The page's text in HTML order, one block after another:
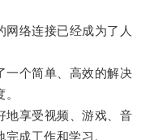
络连接已经成为了人
个简单、高效的解决
享受视频、游戏、音
成工作和学习。